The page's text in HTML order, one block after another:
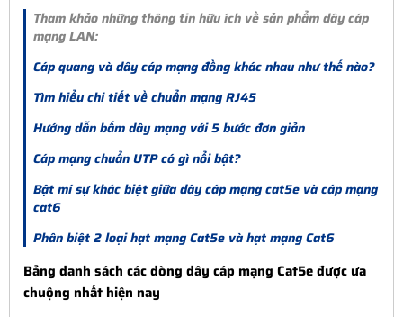
Tham khảo những thông tin hữu ích về sản phẩm dây cáp
mạng LAN:
Cáp quang và dây cáp mạng đồng khác nhau như thế nào?
Tìm hiểu chi tiết về chuẩn mạng RJ45
Hướng dẫn bấm dây mạng với 5 bước đơn giản
Cáp mạng chuẩn UTP có gì nổi bật?
Bật mí sự khác biệt giữa dây cáp mạng cat5e và cáp mạng
cat6
Phân biệt 2 loại hạt mạng Cat5e và hạt mạng Cat6
Bảng danh sách các dòng dây cáp mạng Cat5e được ưa
chuộng nhất hiện nay